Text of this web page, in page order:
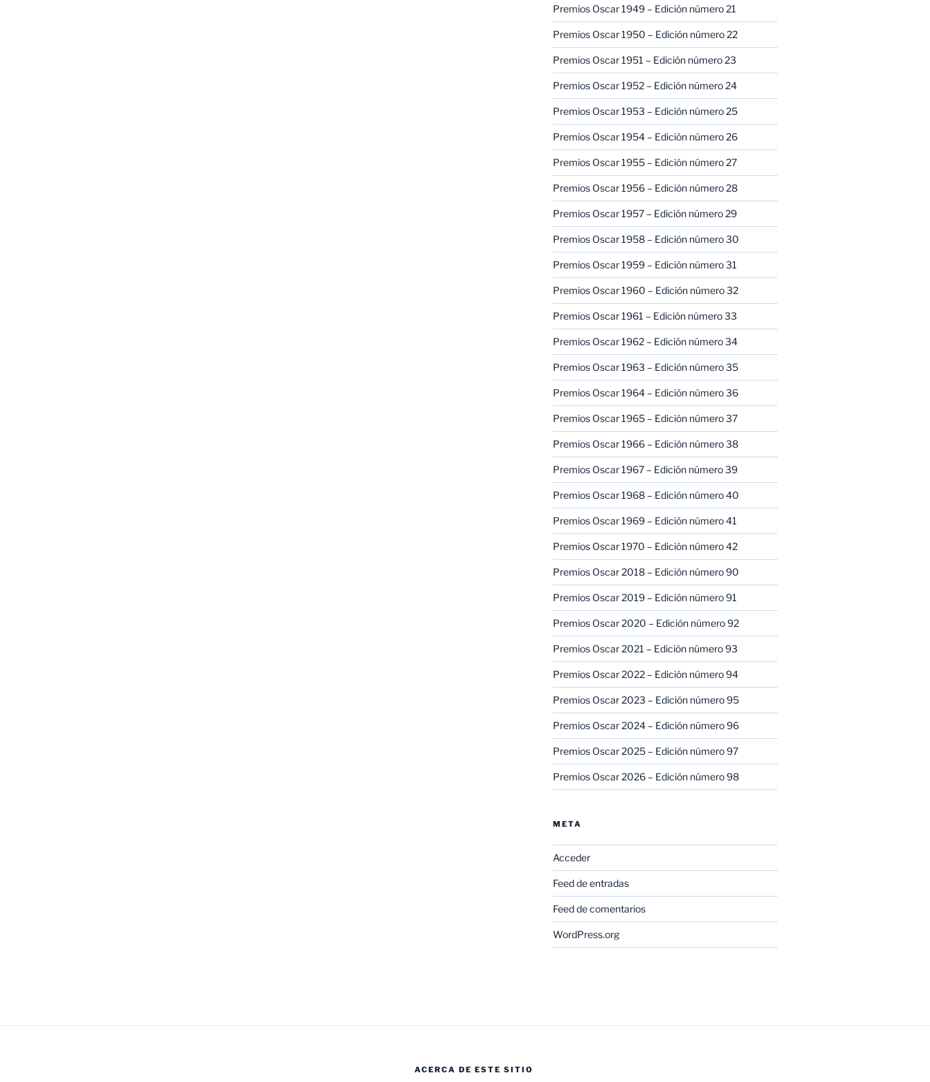
Premios Oscar 1949 – Edición número 21
Premios Oscar 1950 – Edición número 22
Premios Oscar 1951 – Edición número 23
Premios Oscar 1952 – Edición número 24
Premios Oscar 1953 – Edición número 25
Premios Oscar 1954 – Edición número 26
Premios Oscar 1955 – Edición número 27
Premios Oscar 1956 – Edición número 28
Premios Oscar 1957 – Edición número 29
Premios Oscar 1958 – Edición número 30
Premios Oscar 1959 – Edición número 31
Premios Oscar 1960 – Edición número 32
Premios Oscar 1961 – Edición número 33
Premios Oscar 1962 – Edición número 34
Premios Oscar 1963 – Edición número 35
Premios Oscar 1964 – Edición número 36
Premios Oscar 1965 – Edición número 37
Premios Oscar 1966 – Edición número 38
Premios Oscar 1967 – Edición número 39
Premios Oscar 1968 – Edición número 40
Premios Oscar 1969 – Edición número 41
Premios Oscar 1970 – Edición número 42
Premios Oscar 2018 – Edición número 90
Premios Oscar 2019 – Edición número 91
Premios Oscar 2020 – Edición número 92
Premios Oscar 2021 – Edición número 93
Premios Oscar 2022 – Edición número 94
Premios Oscar 2023 – Edición número 95
Premios Oscar 2024 – Edición número 96
Premios Oscar 2025 – Edición número 97
Premios Oscar 2026 – Edición número 98
META
Acceder
Feed de entradas
Feed de comentarios
WordPress.org
ACERCA DE ESTE SITIO